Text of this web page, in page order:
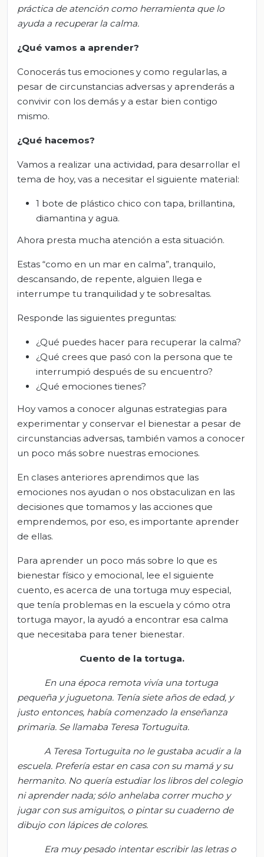
práctica de atención como herramienta que lo
ayuda a recuperar la calma.
¿Qué vamos a aprender?
Conocerás tus emociones y como regularlas, a
pesar de circunstancias adversas y aprenderás a
convivir con los demás y a estar bien contigo
mismo.
¿Qué hacemos?
Vamos a realizar una actividad, para desarrollar el
tema de hoy, vas a necesitar el siguiente material:
1 bote de plástico chico con tapa, brillantina,
diamantina y agua.
Ahora presta mucha atención a esta situación.
Estas “como en un mar en calma”, tranquilo,
descansando, de repente, alguien llega e
interrumpe tu tranquilidad y te sobresaltas.
Responde las siguientes preguntas:
¿Qué puedes hacer para recuperar la calma?
¿Qué crees que pasó con la persona que te
interrumpió después de su encuentro?
¿Qué emociones tienes?
Hoy vamos a conocer algunas estrategias para
experimentar y conservar el bienestar a pesar de
circunstancias adversas, también vamos a conocer
un poco más sobre nuestras emociones.
En clases anteriores aprendimos que las
emociones nos ayudan o nos obstaculizan en las
decisiones que tomamos y las acciones que
emprendemos, por eso, es importante aprender
de ellas.
Para aprender un poco más sobre lo que es
bienestar físico y emocional, lee el siguiente
cuento, es acerca de una tortuga muy especial,
que tenía problemas en la escuela y cómo otra
tortuga mayor, la ayudó a encontrar esa calma
que necesitaba para tener bienestar.
Cuento de la tortuga.
En una época remota vivía una tortuga
pequeña y juguetona. Tenía siete años de edad, y
justo entonces, había comenzado la enseñanza
primaria. Se llamaba Teresa Tortuguita.
A Teresa Tortuguita no le gustaba acudir a la
escuela. Prefería estar en casa con su mamá y su
hermanito. No quería estudiar los libros del colegio
ni aprender nada; sólo anhelaba correr mucho y
jugar con sus amiguitos, o pintar su cuaderno de
dibujo con lápices de colores.
Era muy pesado intentar escribir las letras o